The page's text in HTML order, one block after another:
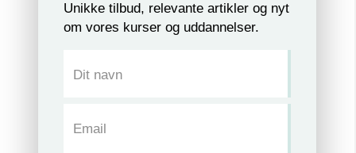
Unikke tilbud, relevante artikler og nyt
om vores kurser og uddannelser.
Dit navn
Email